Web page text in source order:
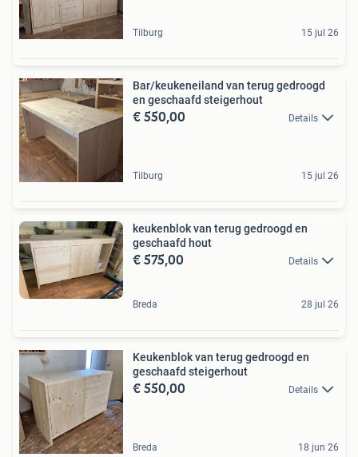
Tilburg 15 jul 26
Bar/keukeneiland van terug gedroogd
en geschaafd steigerhout
€ 550,00 Details
Tilburg 15 jul 26
keukenblok van terug gedroogd en
geschaafd hout
€ 575,00 Details
Breda 28 jul 26
Keukenblok van terug gedroogd en
geschaafd steigerhout
€ 550,00 Details
Breda 18 jun 26